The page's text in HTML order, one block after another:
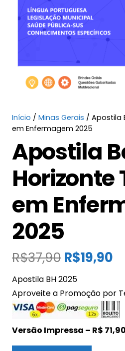
Início / Minas Gerais / Apostila
em Enfermagem 2025
Apostila
Horizonte
em
2025
R$37,90O
original
era:
R$37,90.
R$19,90
é:
Apostila BH 2025
Aproveite a Promoção por
Versão Impressa – R$ 71,90